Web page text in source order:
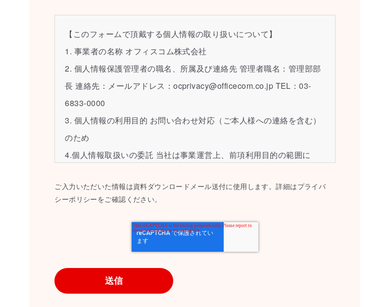
【このフォームで頂戴する個人情報の取り扱いについて】
1. 事業者の名称 オフィスコム株式会社
2. 個人情報保護管理者の職名、所属及び連絡先 管理者職名：管理部部
長 連絡先：メールアドレス：ocprivacy@officecom.co.jp TEL：03-
6833-0000
3. 個人情報の利用目的 お問い合わせ対応（ご本人様への連絡を含む）
のため
4.個人情報取扱いの委託 当社は事業運営上、前項利用目的の範囲に
報保護水準の高い委託先を選定し、個人情報の適正管理・機密保持に
ついての契約を交わし、適切な管理を実施させます。
5. 個人情報の開示等の請求 ご本人様は、当社に対してご自身の個人情
報の開示等（利用目的の通知、開示、内容の訂正・追加・削除、利用
合わせ窓口に申し出ることができます。その際、当社はお客様ご本人
を確認させていただいたうえで、合理的な期間内に対応いたします。
ご入力いただいた情報は資料ダウンロードメール送付に使用します。詳細はプライバ
シーポリシーをご確認ください。